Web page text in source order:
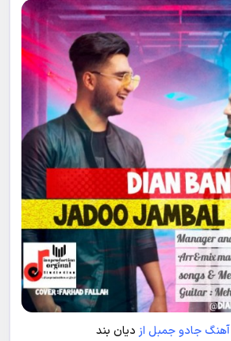
آهنگ جادو جمبل ازدیان بند